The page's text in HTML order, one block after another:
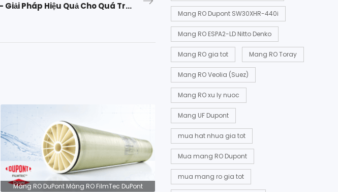
Hạt Nhựa Mixbed – Giải Pháp Hiệu Quả Cho Quá Trình Lọc Và Làm Mềm Nước
Màng RO DuPont Màng RO FilmTec DuPont
Mang RO Dupont SW30XHR-440i
Mang RO ESPA2-LD Nitto Denko
Mang RO gia tot Mang RO Toray
Mang RO Veolia (Suez)
Mang RO xu ly nuoc
Mang UF Dupont
mua hat nhua gia tot
Mua mang RO Dupont
mua mang ro gia tot